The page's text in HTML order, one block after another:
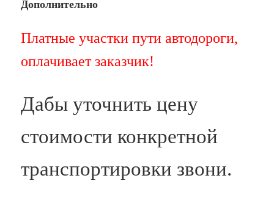
Дополнительно
Платные участки пути автодороги,
оплачивает заказчик!
Дабы уточнить цену
стоимости конкретной
транспортировки звони.